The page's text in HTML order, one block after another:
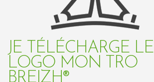
JE TÉLÉCHARGE LE
LOGO MON TRO
BREIZH®